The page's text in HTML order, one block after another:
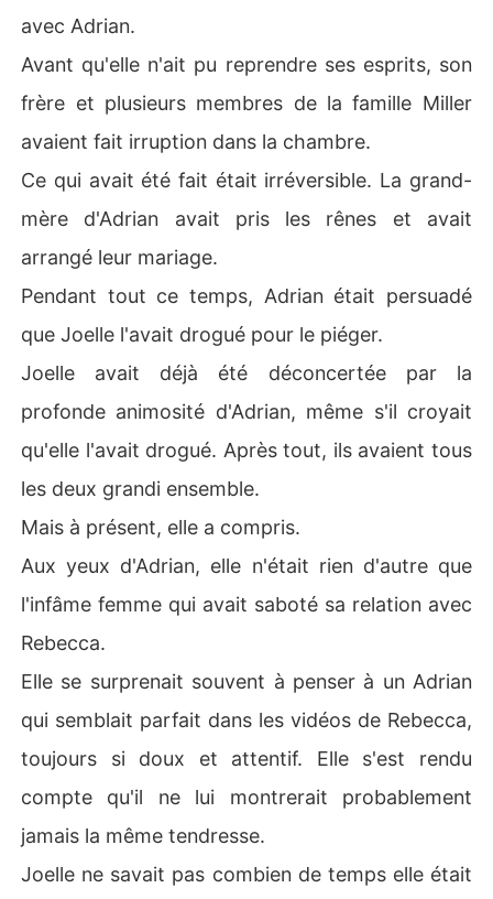
avec Adrian.
Avant qu'elle n'ait pu reprendre ses esprits, son
frère et plusieurs membres de la famille Miller
avaient fait irruption dans la chambre.
Ce qui avait été fait était irréversible. La grand-
mère d'Adrian avait pris les rênes et avait
arrangé leur mariage.
Pendant tout ce temps, Adrian était persuadé
que Joelle l'avait drogué pour le piéger.
Joelle avait déjà été déconcertée par la
profonde animosité d'Adrian, même s'il croyait
qu'elle l'avait drogué. Après tout, ils avaient tous
les deux grandi ensemble.
Mais à présent, elle a compris.
Aux yeux d'Adrian, elle n'était rien d'autre que
l'infâme femme qui avait saboté sa relation avec
Rebecca.
Elle se surprenait souvent à penser à un Adrian
qui semblait parfait dans les vidéos de Rebecca,
toujours si doux et attentif. Elle s'est rendu
compte qu'il ne lui montrerait probablement
jamais la même tendresse.
Joelle ne savait pas combien de temps elle était